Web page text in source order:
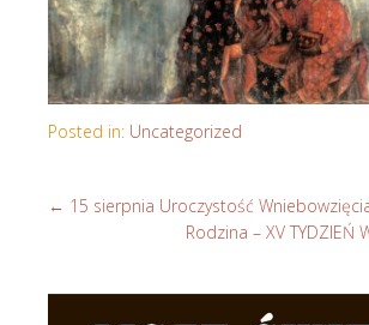
Posted in: Uncategorized
← 15 sierpnia Uroczystość
Rodzina – XV TYDZIEŃ